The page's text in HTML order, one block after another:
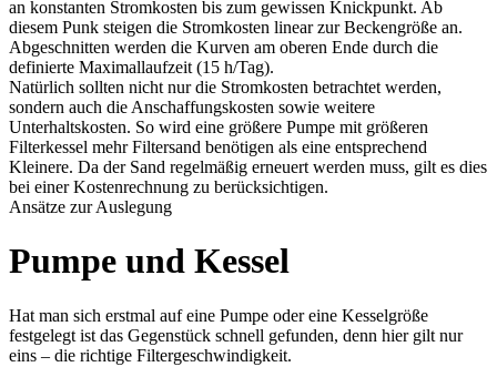
an konstanten Stromkosten bis zum gewissen Knickpunkt. Ab
diesem Punk steigen die Stromkosten linear zur Beckengröße an.
Abgeschnitten werden die Kurven am oberen Ende durch die
definierte Maximallaufzeit (15 h/Tag).
Natürlich sollten nicht nur die Stromkosten betrachtet werden,
sondern auch die Anschaffungskosten sowie weitere
Unterhaltskosten. So wird eine größere Pumpe mit größeren
Filterkessel mehr Filtersand benötigen als eine entsprechend
Kleinere. Da der Sand regelmäßig erneuert werden muss, gilt es dies
bei einer Kostenrechnung zu berücksichtigen.
Ansätze zur Auslegung
Pumpe und Kessel
Hat man sich erstmal auf eine Pumpe oder eine Kesselgröße
festgelegt ist das Gegenstück schnell gefunden, denn hier gilt nur
eins – die richtige Filtergeschwindigkeit.